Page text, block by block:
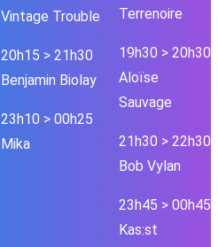
Vintage Trouble
20h15 > 21h30
Benjamin Biolay
23h10 > 00h25
Mika
Terrenoire
19h30 > 20h30
Aloïse
Sauvage
21h30 > 22h30
Bob Vylan
23h45 > 00h45
Kas:st